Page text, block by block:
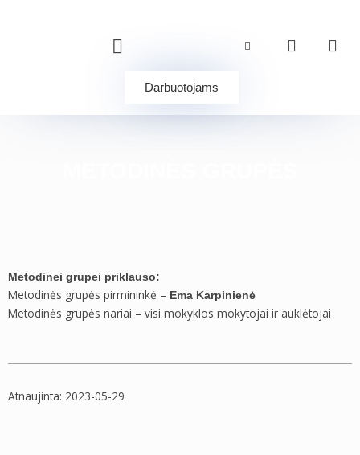
Darbuotojams
Metodinei grupei priklauso:
Metodinės grupės pirmininkė – Ema Karpinienė
Metodinės grupės nariai – visi mokyklos mokytojai ir auklėtojai
Atnaujinta: 2023-05-29